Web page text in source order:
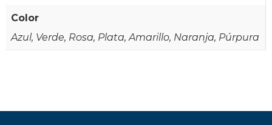
Color
Azul, Verde, Rosa, Plata, Amarillo, Naranja, Púrpura